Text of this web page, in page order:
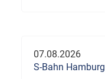
07.08.2026
S-Bahn Hamburg